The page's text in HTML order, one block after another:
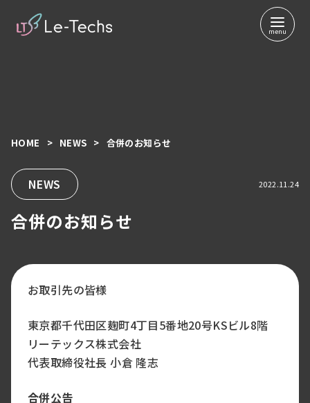
合併のお知らせ
2022.11.24
NEWS
お取引先の皆様
東京都千代田区麹町4丁目5番地20号KSビル8階
リーテックス株式会社
代表取締役社長 小倉 隆志
合併公告
HOME NEWS 合併のお知らせ